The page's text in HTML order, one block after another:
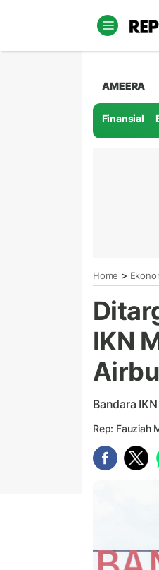
AMEERA
Finansial
Home >
IKN
Bandara
Rep: Fauziah